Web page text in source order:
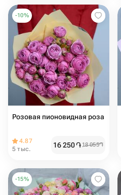
-10%
Розовая пионовидная роза
4.87
5 тыс.
16 250֏18 055֏
-15%